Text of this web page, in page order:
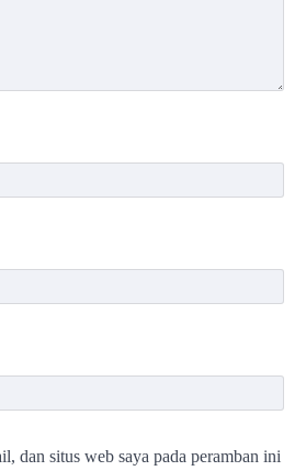
dan situs web saya pada peramban ini